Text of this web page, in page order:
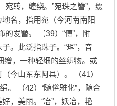
宛转，缠绕。”宛珠之簪”，缀
地名，指用宛（今河南南阳
的发簪。 （39）“傅”，附
。此泛指珠子。“珥”，音
缯，一种轻细的丝织物。或
今山东东阿县）。 （41）
。 （42）“随俗雅化”，随合
，美丽。“冶”，妖冶，艳